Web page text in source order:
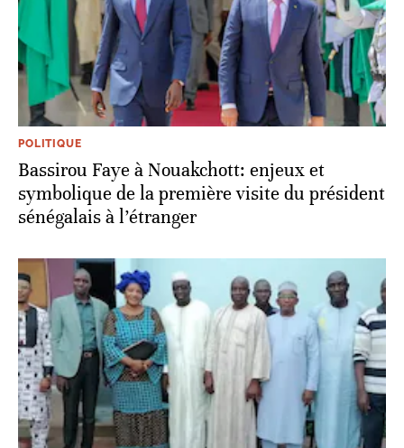
POLITIQUE
Bassirou Faye à Nouakchott: enjeux et
symbolique de la première visite du président
sénégalais à l’étranger